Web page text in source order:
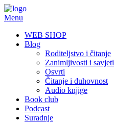
Skip
to
Menu
WEB SHOP
Blog
Roditeljstvo i čitanje
Zanimljivosti i savjeti
Osvrti
Čitanje i duhovnost
Audio knjige
Book club
Podcast
Suradnje